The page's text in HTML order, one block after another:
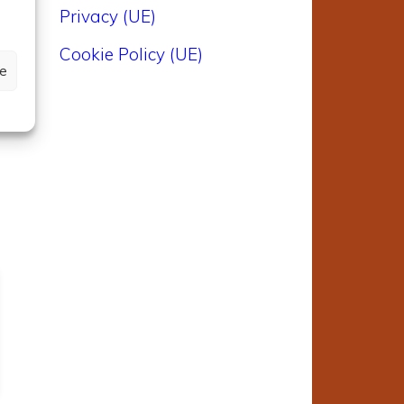
Privacy (UE)
Cookie Policy (UE)